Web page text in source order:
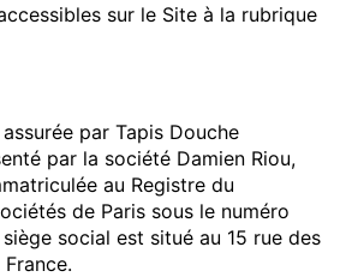
sur le Site à la rubrique
par Tapis Douche
par la société Damien Riou,
au Registre du
de Paris sous le numéro
social est situé au 15 rue des